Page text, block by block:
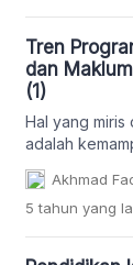
Tren
dan
(1)
Hal yang
adalah
belum punya,
menghafal.
Akhmad
5 tahun yang